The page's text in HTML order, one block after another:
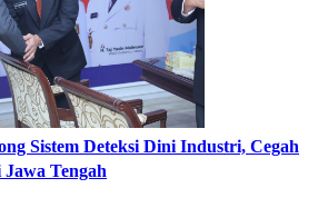
Sistem Deteksi Dini Industri, Cegah
Tengah